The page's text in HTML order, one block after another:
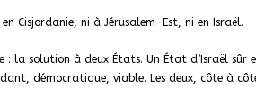
Cisjordanie, ni à Jérusalem-Est, ni en Israël.
: la solution à deux États. Un État d’Israël
démocratique, viable. Les deux, côte à